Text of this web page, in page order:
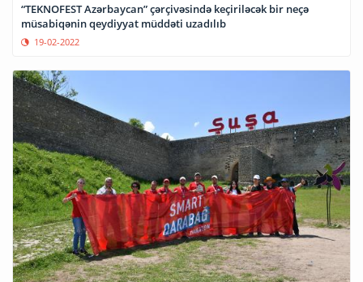
“TEKNOFEST Azərbaycan” çərçivəsində keçiriləcək bir neçə
müsabiqənin qeydiyyat müddəti uzadılıb
19-02-2022